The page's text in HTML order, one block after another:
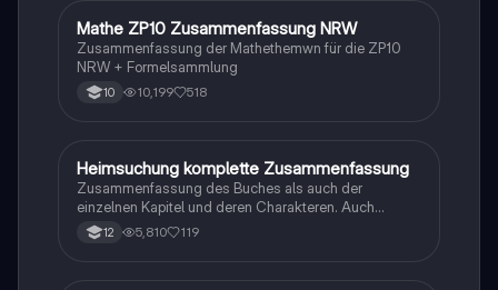
Mathe
Mathe ZP10 Zusammenfassung NRW
Zusammenfassung der Mathethemwn für die ZP10
NRW + Formelsammlung
10 10,199 518
Deutsch
Heimsuchung komplette Zusammenfassung
Zusammenfassung des Buches als auch der
einzelnen Kapitel und deren Charakteren. Auch
tabellarisch. Im Unterricht ohne KI erstellt
12 5,810 119